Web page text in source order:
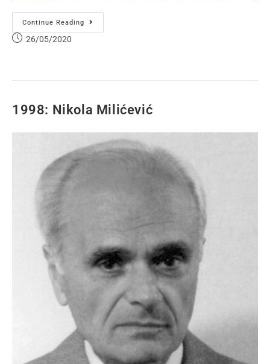
Continue Reading
26/05/2020
1998: Nikola Milićević